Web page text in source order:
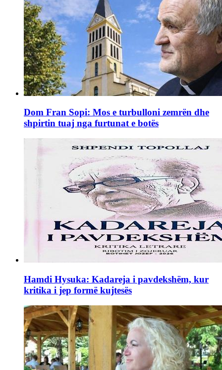
Dom Fran Sopi: Mos e turbulloni zemrën dhe
shpirtin tuaj nga furtunat e botës
Hamdi Hysuka: Kadareja i pavdekshëm, kur
kritika i jep formë kujtesës